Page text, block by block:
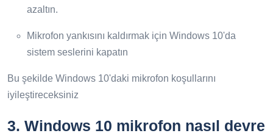
azaltın.
Mikrofon yankısını kaldırmak için Windows 10'da
sistem seslerini kapatın
Bu şekilde Windows 10'daki mikrofon koşullarını
iyileştireceksiniz
3. Windows 10 mikrofon nasıl devre